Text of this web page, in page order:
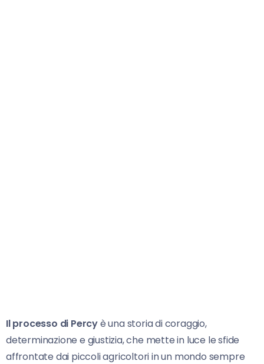
Il processo di Percyè una storia di coraggio,
determinazione e giustizia, che mette in luce le sfide
affrontate dai piccoli agricoltori in un mondo sempre